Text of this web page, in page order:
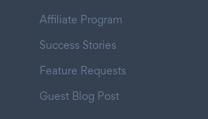
Affiliate Program
Success Stories
Feature Requests
Guest Blog Post